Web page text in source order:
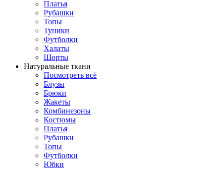
Платья
Рубашки
Топы
Туники
Футболки
Халаты
Шорты
Натуральные ткани
Посмотреть всё
Блузы
Брюки
Жакеты
Комбинезоны
Костюмы
Платья
Рубашки
Топы
Футболки
Юбки